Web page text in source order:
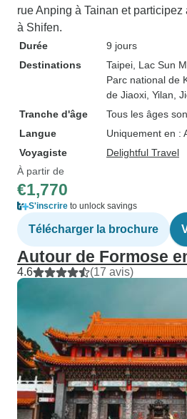
rue Anping à Tainan et
à Shifen.
Durée
9 jours
Destinations
Taipei , Lac Sun
Parc national de
de Jiaoxi , Yilan ,
Tranche d'âge
Tous les âges
Langue
Uniquement en :
Voyagiste
Delightful Travel
À partir de
€1,770
S'inscrire to unlock savings
Télécharger la brochure
Autour de Formose
4.6 (17 avis)